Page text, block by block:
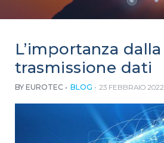
LAVORA CON NOI
L’importanza dalla
trasmissione dati
BY EUROTEC BLOG 23 FEBBRAIO 2022